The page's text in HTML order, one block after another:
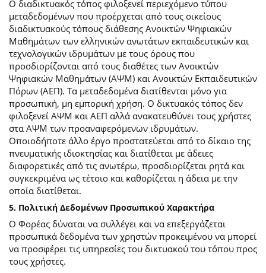
O διαδικτυακός τόπος φιλοξενεί περιεχόμενο τύπου
μεταδεδομένων που προέρχεται από τους οικείους
διαδικτυακούς τόπους διάθεσης Ανοικτών Ψηφιακών
Μαθημάτων των ελληνικών ανωτάτων εκπαιδευτικών και
τεχνολογικών ιδρυμάτων με τους όρους που
προσδιορίζονται από τους διαθέτες των Ανοικτών
Ψηφιακών Μαθημάτων (ΑΨΜ) και Ανοικτών Εκπαιδευτικών
Πόρων (ΑΕΠ). Τα μεταδεδομένα διατίθενται μόνο για
προσωπική, μη εμπορική χρήση. Ο δικτυακός τόπος δεν
φιλοξενεί ΑΨΜ και ΑΕΠ αλλά ανακατευθύνει τους χρήστες
στα ΑΨΜ των προαναφερόμενων ιδρυμάτων.
Οποιοδήποτε άλλο έργο προστατεύεται από το δίκαιο της
πνευματικής ιδιοκτησίας και διατίθεται με άδειες
διαφορετικές από τις ανωτέρω, προσδιορίζεται ρητά και
συγκεκριμένα ως τέτοιο και καθορίζεται η άδεια με την
οποία διατίθεται.
5. Πολιτική Δεδομένων Προσωπικού Χαρακτήρα
Ο Φορέας δύναται να συλλέγει και να επεξεργάζεται
προσωπικά δεδομένα των χρηστών προκειμένου να μπορεί
να προσφέρει τις υπηρεσίες του δικτυακού του τόπου προς
τους χρήστες.